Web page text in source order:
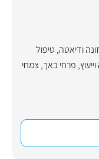
ודיאטה, טיפול
, פרחי באך, צמחי